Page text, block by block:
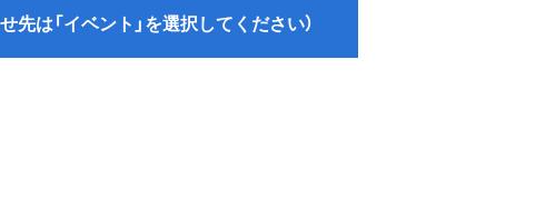
先は「イベント」を選択してください）